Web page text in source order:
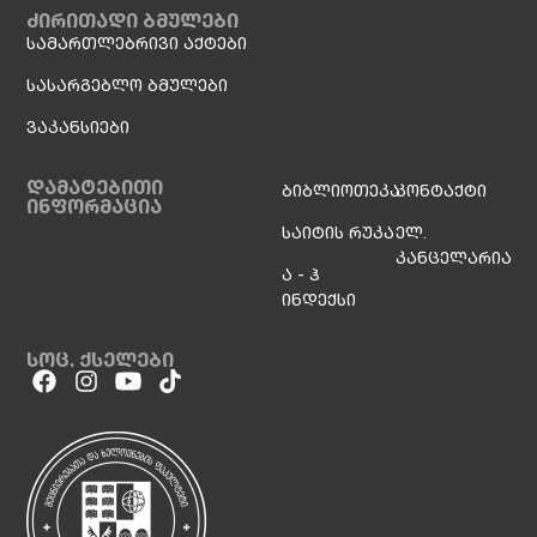
ძირითადი ბმულები
სამართლებრივი აქტები
სასარგებლო ბმულები
ვაკანსიები
დამატებითი
ინფორმაცია
ბიბლიოთეკა
საიტის რუკა
ა - ჰ
ინდექსი
კონტაქტი
ელ.
კანცელარია
სოც. ქსელები